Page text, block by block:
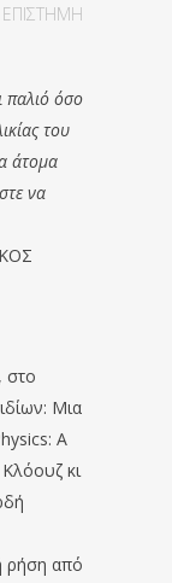
ΕΠΙΣΤΗΜΗ
παλιό όσο
του
άτομα
να
στο
Μια
A
κι
ρήση από